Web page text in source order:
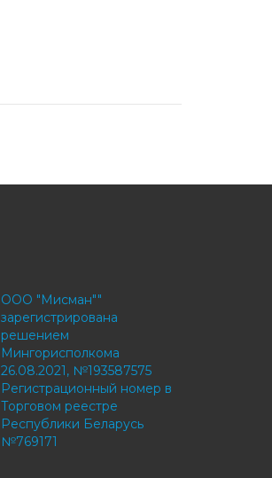
ООО "Мисман""
зарегистрирована
решением
Мингорисполкома
26.08.2021, №193587575
Регистрационный номер в
Торговом реестре
Республики Беларусь
№769171